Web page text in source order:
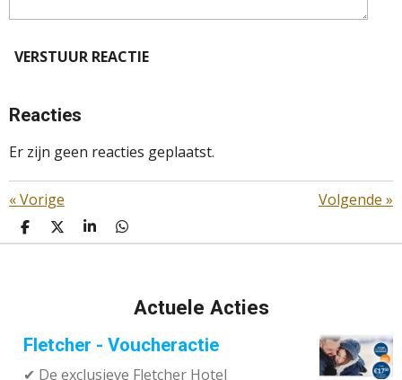
VERSTUUR REACTIE
Reacties
Er zijn geen reacties geplaatst.
«Vorige Volgende »
D
E
D
E
S
H
D
E
Actuele Acties
Fletcher - Voucheractie
✔ De exclusieve Fletcher Hotel